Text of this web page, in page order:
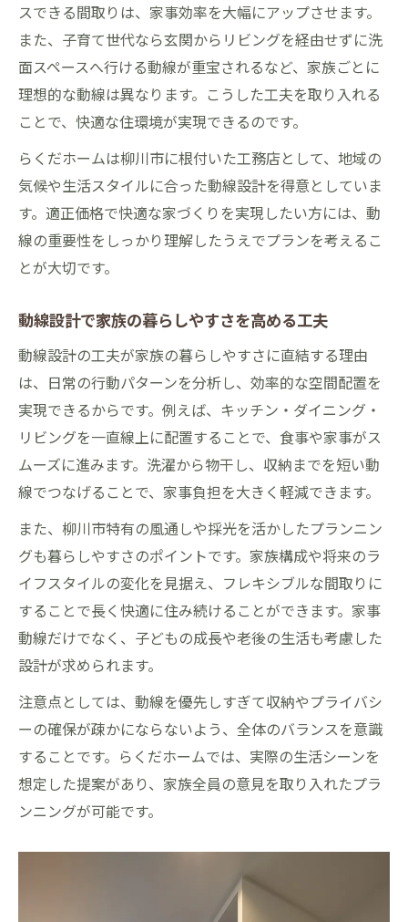
生活動線を考えた家づくりでコストも最適
化
家づくりの価格交渉で快適動線を確保する
コツ
らくだホームの提案で実現する住まい設計
らくだホームが提案する家づくり動線の魅
力
家づくりで叶う快適生活動線の設計ポイン
ト
らくだホームの家づくりが選ばれる理由解
家づくり相談で動線提案を活かすコツ紹介
生活動線を見直した家づくりの利点を解説
家づくりで生活動線を見直すメリットとは
動線改善が家づくりに与える影響を詳しく
解説
家づくり成功者が語る動線最適化の効果
生活動線を重視した家づくりの利点ポイン
ト
家づくりに役立つ動線設計の最新トレンド
スできる間取りは、家事効率を大幅にアップさせます。
また、子育て世代なら玄関からリビングを経由せずに洗
面スペースへ行ける動線が重宝されるなど、家族ごとに
理想的な動線は異なります。こうした工夫を取り入れる
ことで、快適な住環境が実現できるのです。
らくだホームは柳川市に根付いた工務店として、地域の
気候や生活スタイルに合った動線設計を得意としていま
す。適正価格で快適な家づくりを実現したい方には、動
線の重要性をしっかり理解したうえでプランを考えるこ
とが大切です。
動線設計で家族の暮らしやすさを高める工夫
動線設計の工夫が家族の暮らしやすさに直結する理由
は、日常の行動パターンを分析し、効率的な空間配置を
実現できるからです。例えば、キッチン・ダイニング・
リビングを一直線上に配置することで、食事や家事がス
ムーズに進みます。洗濯から物干し、収納までを短い動
線でつなげることで、家事負担を大きく軽減できます。
また、柳川市特有の風通しや採光を活かしたプランニン
グも暮らしやすさのポイントです。家族構成や将来のラ
イフスタイルの変化を見据え、フレキシブルな間取りに
することで長く快適に住み続けることができます。家事
動線だけでなく、子どもの成長や老後の生活も考慮した
設計が求められます。
注意点としては、動線を優先しすぎて収納やプライバシ
ーの確保が疎かにならないよう、全体のバランスを意識
することです。らくだホームでは、実際の生活シーンを
想定した提案があり、家族全員の意見を取り入れたプラ
ンニングが可能です。